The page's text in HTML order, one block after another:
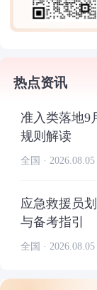
热点资讯
准入类落地9
规则解读
全国 ·
应急救援员
与备考指引
全国 ·